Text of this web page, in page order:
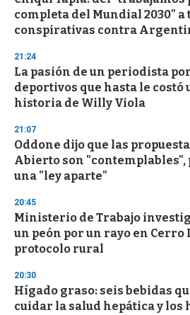
c
o
n
completa del Mundial 2030" a
conspirativas contra
21:24
La pasión de un periodista
deportivos que hasta le
historia de Willy Viola
21:07
Oddone dijo que las
Abierto son
una "ley aparte"
20:45
Ministerio de Trabajo
un peón por un rayo en
protocolo rural
20:30
Hígado graso: seis bebidas
cuidar la salud hepática y los